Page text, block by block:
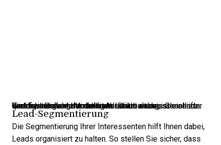
Geschwindigkeit bei der Lead-Bearbeitung ist einer der wichtigsten Faktoren beim Abschluss eines Geschäfts. Ein Lead-Scoring-Modell unterstützt dabei, schnell zu qualifizieren und die richtigen Leads an das Vertriebsteam weiterzuleiten.
Lead-Segmentierung
Die Segmentierung Ihrer Interessenten hilft Ihnen dabei,
Leads organisiert zu halten. So stellen Sie sicher, dass